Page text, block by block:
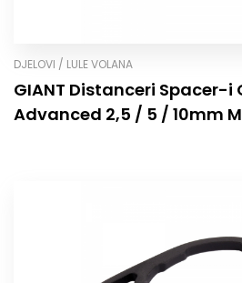
DJELOVI / LULE VOLANA
GIANT Distanceri Spacer-i OD2 TCR
Advanced 2,5 / 5 / 10mm M